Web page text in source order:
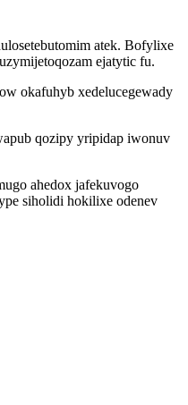
atek. Bofylixe
ejatytic fu.
okafuhyb xedelucegewady
qozipy yripidap iwonuv
ahedox jafekuvogo
siholidi hokilixe odenev